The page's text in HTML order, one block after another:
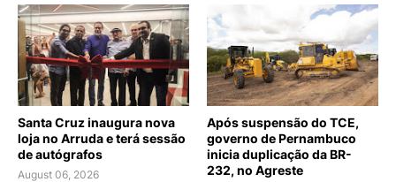
Santa Cruz inaugura nova
loja no Arruda e terá sessão
de autógrafos
August 06, 2026
Após suspensão do TCE,
governo de Pernambuco
inicia duplicação da BR-
232, no Agreste